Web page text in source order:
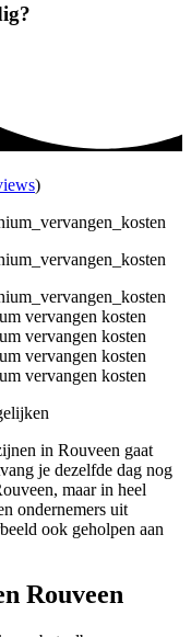
)
in Rouveen gaat
je dezelfde dag nog
maar in heel
ondernemers uit
ook geholpen aan
Rouveen